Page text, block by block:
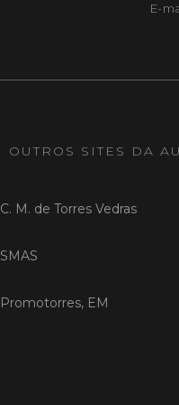
E-
OUTROS SITES DA
C. M. de Torres Vedras
SMAS
Promotorres, EM